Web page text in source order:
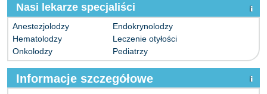
Nasi lekarze specjaliści
Anestezjolodzy
Endokrynolodzy
Hematolodzy
Leczenie otyłości
Onkolodzy
Pediatrzy
Informacje szczegółowe